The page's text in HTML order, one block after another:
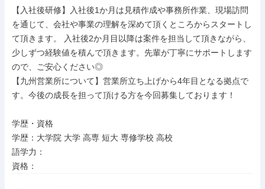
【入社後研修】入社後1か月は見積作成や事務所作業、現場訪問
を通じて、会社や事業の理解を深めて頂くところからスタートし
て頂きます。 入社後2か月目以降は案件を担当して頂きながら、
少しずつ経験値を積んで頂きます。先輩が丁寧にサポートします
ので、ご安心ください◎
【九州営業所について】営業所立ち上げから4年目となる拠点で
す。今後の成長を担って頂ける方を今回募集しております！
学歴・資格
学歴：大学院 大学 高専 短大 専修学校 高校
語学力：
資格：